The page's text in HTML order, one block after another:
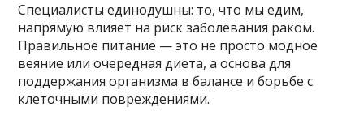
Специалисты единодушны: то, что мы едим,
напрямую влияет на риск заболевания раком.
Правильное питание — это не просто модное
веяние или очередная диета, а основа для
поддержания организма в балансе и борьбе с
клеточными повреждениями.